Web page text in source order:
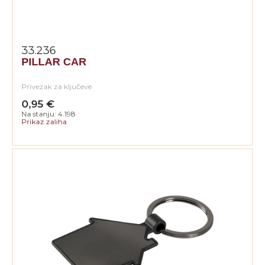
33.236
PILLAR CAR
Privezak za ključeve
0,95 €
Na stanju: 4.198
Prikaz zaliha